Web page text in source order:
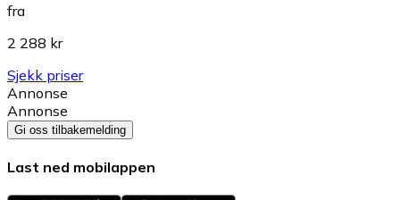
fra
2 288 kr
Sjekk priser
Annonse
Annonse
Gi oss tilbakemelding
Last ned mobilappen